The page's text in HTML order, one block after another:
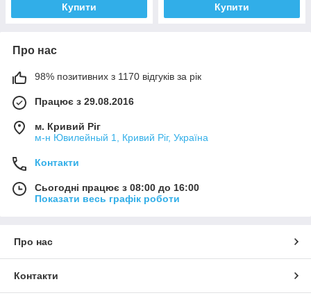
Купити Купити
Про нас
98% позитивних з 1170 відгуків за рік
Працює з 29.08.2016
м. Кривий Ріг
м-н Ювилейный 1, Кривий Ріг, Україна
Контакти
Сьогодні працює з 08:00 до 16:00
Показати весь графік роботи
Про нас
Контакти